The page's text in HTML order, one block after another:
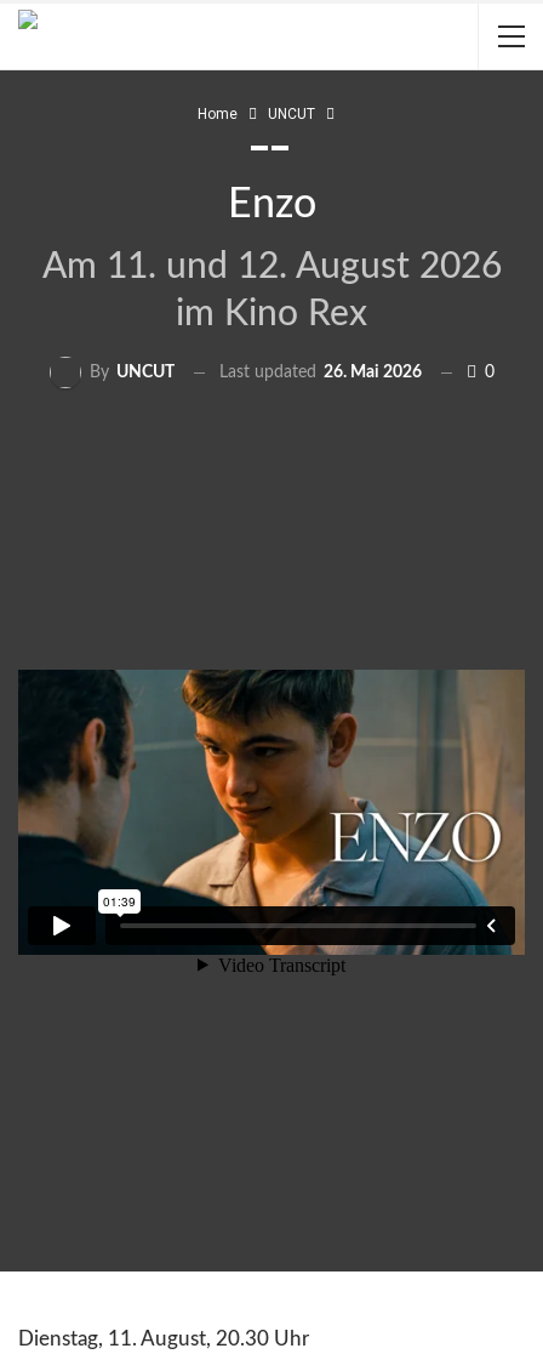
Home UNCUT
Enzo
Am 11. und 12. August 2026
im Kino Rex
By UNCUT Last updated 26. Mai 2026 0
Dienstag, 11. August, 20.30 Uhr